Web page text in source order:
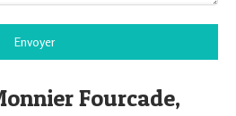
Envoyer
Fourcade,